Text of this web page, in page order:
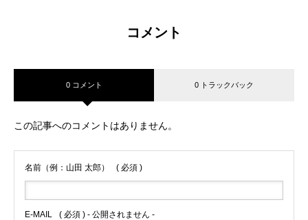
コメント
0 コメント 0 トラックバック
この記事へのコメントはありません。
名前（例：山田 太郎） ( 必須 )
E-MAIL ( 必須 ) - 公開されません -